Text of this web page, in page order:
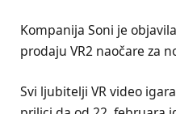
Kompanija Soni je
prodaju VR2 naočare za
Svi ljubitelji VR video